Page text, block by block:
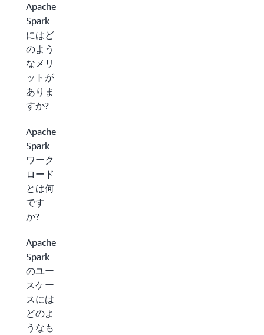
Apache
Spark
にはど
のよう
なメリ
ットが
ありま
すか?
Apache
Spark
ワーク
ロード
とは何
です
か?
Apache
Spark
のユー
スケー
スには
どのよ
うなも